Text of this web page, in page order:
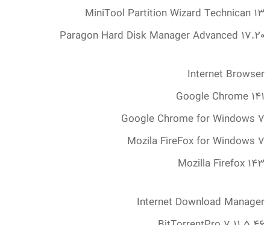
MiniTool Partition Wizard Technican 13
Paragon Hard Disk Manager Advanced 17.‎20
Internet Browser
Google Chrome 141
Google Chrome for Windows 7
Mozila FireFox for Windows 7
Mozilla Firefox 143
Internet Download Manager